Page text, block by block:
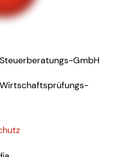
Steuerberatungs-GmbH
Wirtschaftsprüfungs-